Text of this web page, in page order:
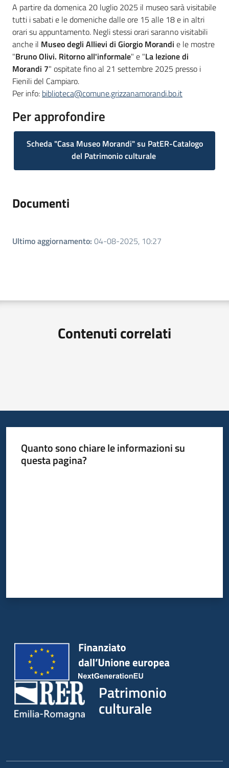
A partire da domenica 20 luglio 2025 il museo sarà visitabile
tutti i sabati e le domeniche dalle ore 15 alle 18 e in altri
orari su appuntamento. Negli stessi orari saranno visitabili
anche il Museo degli Allievi di Giorgio Morandi e le mostre
"Bruno Olivi. Ritorno all'informale" e "La lezione di
Morandi 7" ospitate fino al 21 settembre 2025 presso i
Fienili del Campiaro.
Per info: biblioteca@comune.grizzanamorandi.bo.it
Per approfondire
Scheda "Casa Museo Morandi" su PatER-Catalogo
del Patrimonio culturale
Documenti
Ultimo aggiornamento: 04-08-2025, 10:27
Contenuti correlati
Quanto sono chiare le informazioni su
questa pagina?
Patrimonio
culturale